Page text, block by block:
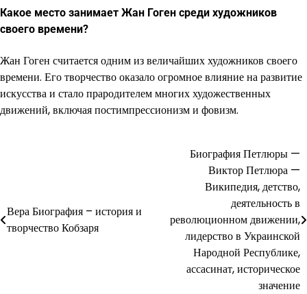
Какое место занимает Жан Гоген среди художников
своего времени?
Жан Гоген считается одним из величайших художников своего
времени. Его творчество оказало огромное влияние на развитие
искусства и стало прародителем многих художественных
движений, включая постимпрессионизм и фовизм.
записям
Вера Биография – история и
творчество Кобзаря
Биография Петлюры —
Виктор Петлюра —
Википедия, детство,
деятельность в
революционном движении,
лидерство в Украинской
Народной Республике,
ассасинат, историческое
значение